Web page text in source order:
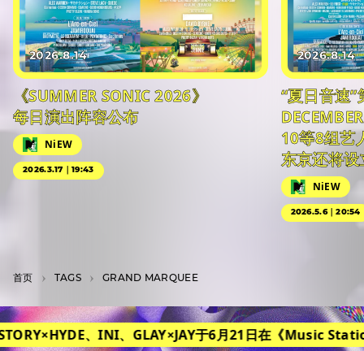
2026.8.14
《SUMMER SONIC 2026》
每日演出阵容公布
NiEW
2026.3.17｜19:43
2026.8.14
“夏日音速
DECEMBER
10等8组艺
东京还将
NiEW
2026.5.6｜20:54
首页 T­A­G­S GRAND MARQUEE
、INI、GLAY×JAY于6月21日在《Music Station》